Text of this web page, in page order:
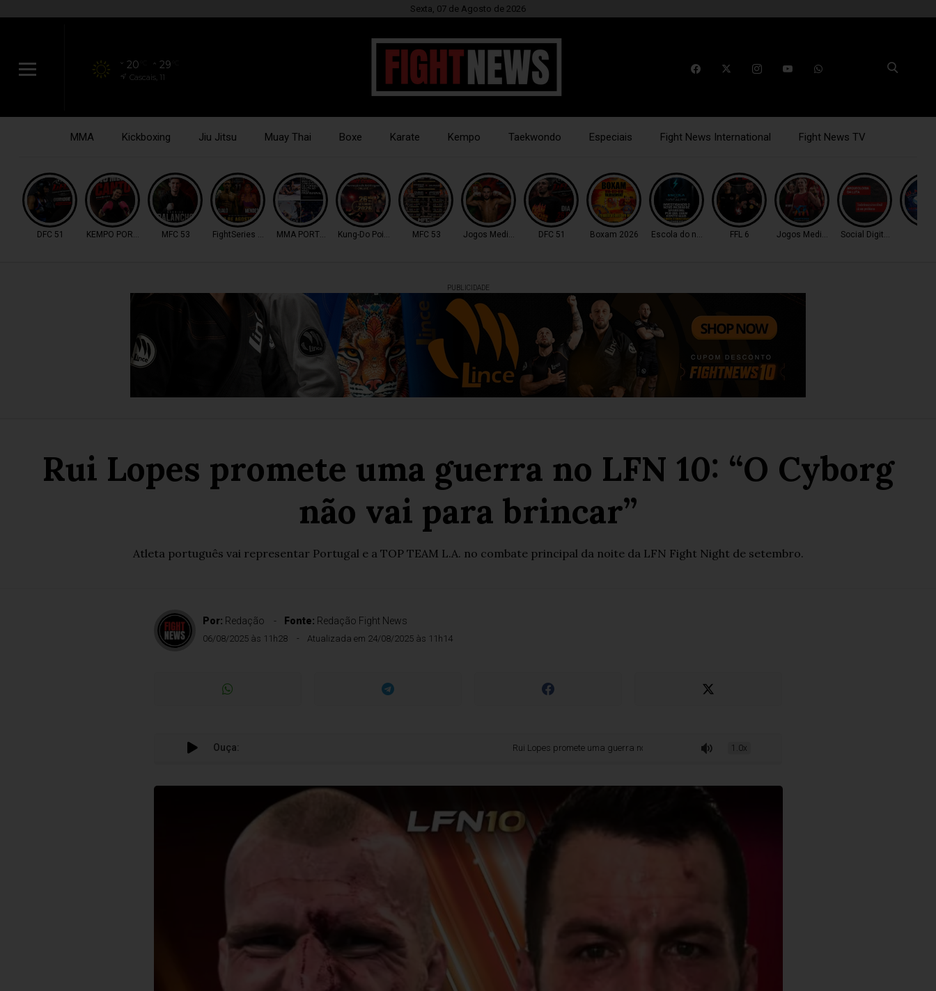
Sexta, 07 de Agosto de 2026
20 29
Cascais, 11
MMA Kickboxing Jiu Jitsu Muay Thai Boxe Karate Kempo Taekwondo Especiais Fight News International Fight News TV
DFC 51 KEMPO PORTUGAL MFC 53 FightSeries 11 MMA PORTUGALKung-Do Point CombatMFC 53 Jogos MediterrâneoDFC 51 Boxam 2026 Escola do nocaute FFL 6 Jogos MediterrâneoSocial Digital Fight
PUBLICIDADE
Rui Lopes promete uma guerra no LFN 10: “O Cyborg
não vai para brincar”
Atleta português vai representar Portugal e a TOP TEAM L.A. no combate principal da noite da LFN Fight Night de setembro.
Por: Redação Fonte: Redação Fight News
06/08/2025 às 11h28 Atualizada em 24/08/2025 às 11h14
Ouça: Rui Lopes promete uma guerra no LFN 10: “O Cyborg não vai para brincar”
1.0x